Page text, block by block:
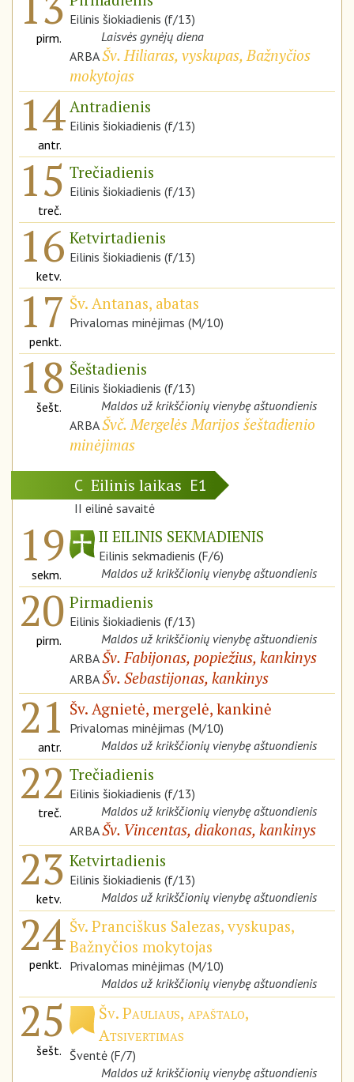
pirm.
Eilinis šiokiadienis (f/13)
Laisvės gynėjų diena
ARBAŠv. Hiliaras, vyskupas, Bažnyčios
mokytojas
14
antr.
Antradienis
Eilinis šiokiadienis (f/13)
15
treč.
Trečiadienis
Eilinis šiokiadienis (f/13)
16
ketv.
Ketvirtadienis
Eilinis šiokiadienis (f/13)
17
penkt.
Šv. Antanas, abatas
Privalomas minėjimas (M/10)
18
šešt.
Šeštadienis
Eilinis šiokiadienis (f/13)
Maldos už krikščionių vienybę aštuondienis
ARBAŠvč. Mergelės Marijos šeštadienio
minėjimas
C Eilinis laikas E1
II eilinė savaitė
19
sekm.
II EILINIS SEKMADIENIS
Eilinis sekmadienis (F/6)
Maldos už krikščionių vienybę aštuondienis
20
pirm.
Pirmadienis
Eilinis šiokiadienis (f/13)
Maldos už krikščionių vienybę aštuondienis
ARBAŠv. Fabijonas, popiežius, kankinys
ARBAŠv. Sebastijonas, kankinys
21
antr.
Šv. Agnietė, mergelė, kankinė
Privalomas minėjimas (M/10)
Maldos už krikščionių vienybę aštuondienis
22
treč.
Trečiadienis
Eilinis šiokiadienis (f/13)
Maldos už krikščionių vienybę aštuondienis
ARBAŠv. Vincentas, diakonas, kankinys
23
ketv.
Ketvirtadienis
Eilinis šiokiadienis (f/13)
Maldos už krikščionių vienybę aštuondienis
24
penkt.
Šv. Pranciškus Salezas, vyskupas,
Bažnyčios mokytojas
Privalomas minėjimas (M/10)
Maldos už krikščionių vienybę aštuondienis
25
šešt.
Šv. Pauliaus, apaštalo,
Atsivertimas
Šventė (F/7)
Maldos už krikščionių vienybę aštuondienis